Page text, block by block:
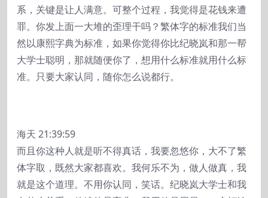
系，关键是让人满意。可整个过程，我觉得是花钱来遭
罪。你发上面一大堆的歪理干吗？繁体字的标准我们当
然以康熙字典为标准，如果你觉得你比纪晓岚和那一帮
大学士聪明，那就随便你了，想用什么标准就用什么标
准。只要大家认同，随你怎么说都行。
海天 21:39:59
而且你这种人就是听不得真话，我要忽悠你，大不了繁
体字取，既然大家都喜欢。我何乐不为，做人做真，我
就是这个道理。不用你认同，笑话。纪晓岚大学士和我